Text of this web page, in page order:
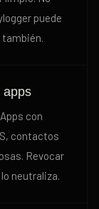
puede
apps
con
contactos
Revocar
neutraliza.